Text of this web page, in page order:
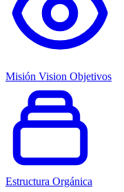
Misión Vision Objetivos
Estructura Orgánica